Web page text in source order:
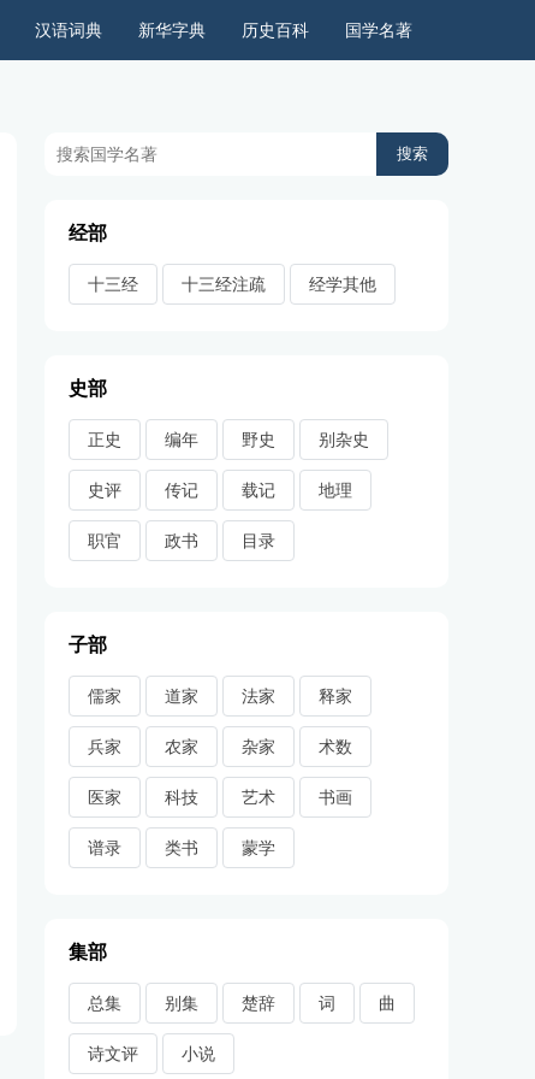
国学名著
历史百科
新华字典
汉语词典
经部
十三经 十三经注疏 经学其他
史部
正史 编年 野史 别杂史
史评 传记 载记 地理
职官 政书 目录
子部
儒家 道家 法家 释家
兵家 农家 杂家 术数
医家 科技 艺术 书画
谱录 类书 蒙学
集部
总集 别集 楚辞 词 曲
诗文评 小说